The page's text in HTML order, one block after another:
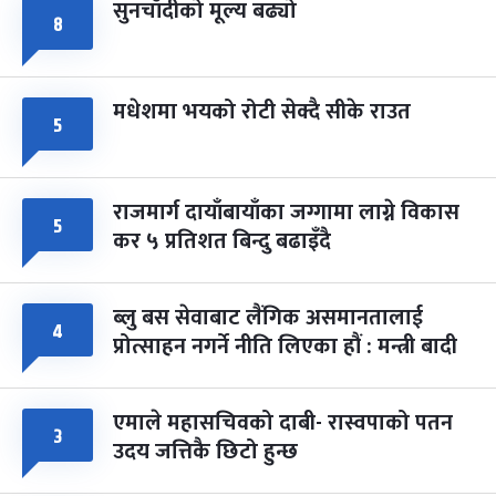
८ सुनचाँदीको मूल्य बढ्यो
५ मधेशमा भयको रोटी सेक्दै सीके राउत
५ राजमार्ग दायाँबायाँका जग्गामा लाग्ने विकास
कर ५ प्रतिशत बिन्दु बढाइँदै
४ ब्लु बस सेवाबाट लैंगिक असमानतालाई
प्रोत्साहन नगर्ने नीति लिएका हौं : मन्त्री बादी
३ एमाले महासचिवको दाबी- रास्वपाको पतन
उदय जत्तिकै छिटो हुन्छ